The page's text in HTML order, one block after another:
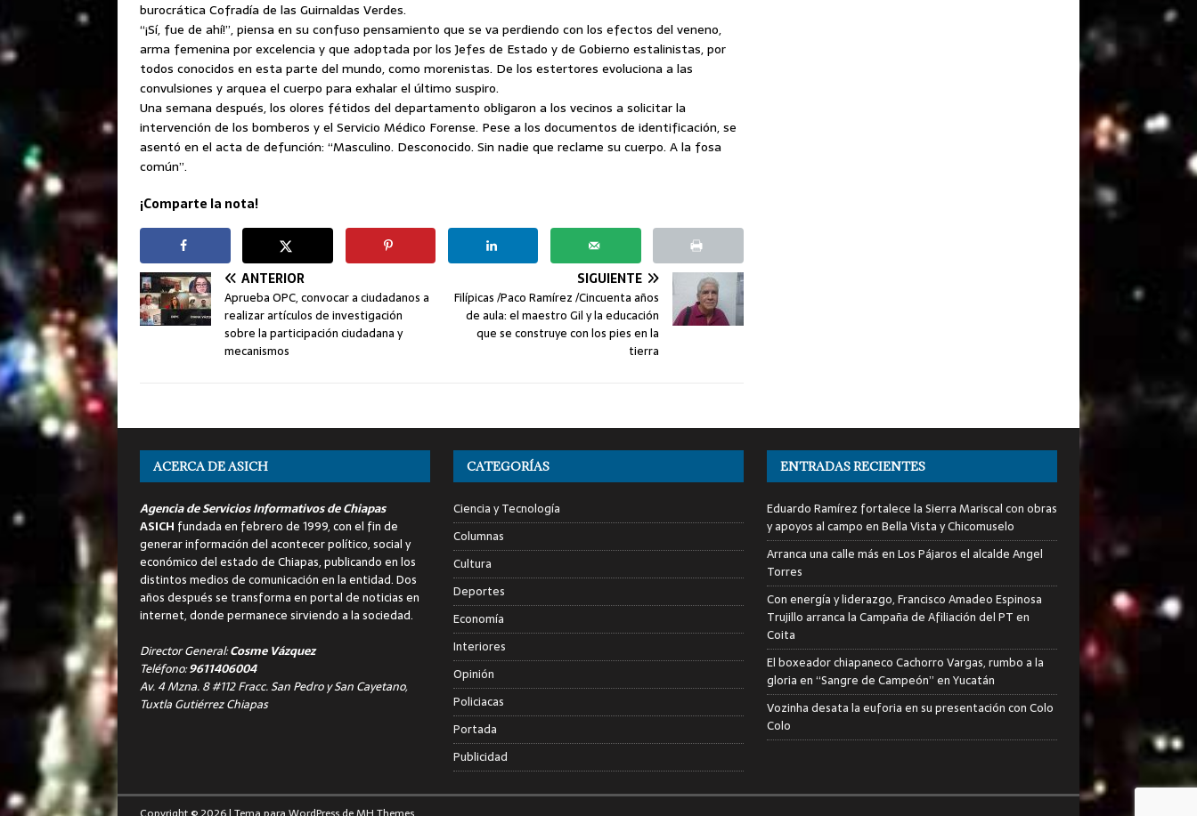
burocrática Cofradía de las Guirnaldas Verdes.
“¡Sí, fue de ahí!”, piensa en su confuso pensamiento que se va perdiendo con los efectos del veneno,
arma femenina por excelencia y que adoptada por los Jefes de Estado y de Gobierno estalinistas, por
todos conocidos en esta parte del mundo, como morenistas. De los estertores evoluciona a las
convulsiones y arquea el cuerpo para exhalar el último suspiro.
Una semana después, los olores fétidos del departamento obligaron a los vecinos a solicitar la
intervención de los bomberos y el Servicio Médico Forense. Pese a los documentos de identificación, se
asentó en el acta de defunción: “Masculino. Desconocido. Sin nadie que reclame su cuerpo. A la fosa
común”.
¡Comparte la nota!
ANTERIOR
Aprueba OPC, convocar a ciudadanos a
realizar artículos de investigación
sobre la participación ciudadana y
mecanismos
SIGUIENTE
Filípicas /Paco Ramírez /Cincuenta años
de aula: el maestro Gil y la educación
que se construye con los pies en la
tierra
ACERCA DE ASICH
Agencia de Servicios Informativos de Chiapas
ASICH fundada en febrero de 1999, con el fin de
generar información del acontecer político, social y
económico del estado de Chiapas, publicando en los
distintos medios de comunicación en la entidad. Dos
años después se transforma en portal de noticias en
internet, donde permanece sirviendo a la sociedad.
Director General:Cosme Vázquez
Teléfono:9611406004
Av. 4 Mzna. 8 #112 Fracc. San Pedro y San Cayetano,
Tuxtla Gutiérrez Chiapas
CATEGORÍAS
Ciencia y Tecnología
Columnas
Cultura
Deportes
Economía
Interiores
Opinión
Policiacas
Portada
Publicidad
ENTRADAS RECIENTES
Eduardo Ramírez fortalece la Sierra Mariscal con obras
y apoyos al campo en Bella Vista y Chicomuselo
Arranca una calle más en Los Pájaros el alcalde Angel
Torres
Con energía y liderazgo, Francisco Amadeo Espinosa
Trujillo arranca la Campaña de Afiliación del PT en
Coita
El boxeador chiapaneco Cachorro Vargas, rumbo a la
gloria en “Sangre de Campeón” en Yucatán
Vozinha desata la euforia en su presentación con Colo
Colo